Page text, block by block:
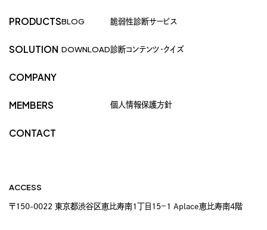
PRODUCTS
SOLUTION
COMPANY
MEMBERS
CONTACT
BLOG
DOWNLOAD
脆弱性診断サービス
診断コンテンツ・クイズ
個人情報保護方針
ACCESS
〒150-0022 東京都渋谷区恵比寿南1丁目15−1 Aplace恵比寿南4階